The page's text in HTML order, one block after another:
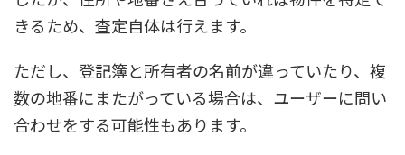
きるため、査定自体は行えます。
ただし、登記簿と所有者の名前が違っていたり、複
数の地番にまたがっている場合は、ユーザーに問い
合わせをする可能性もあります。